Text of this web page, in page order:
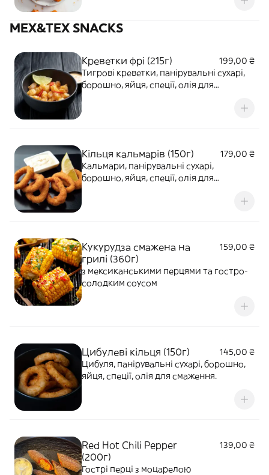
MEX&TEX SNACKS
Креветки фрі (215г)
199,00 ₴
Тигрові креветки, панірувальні сухарі,
борошно, яйця, спеції, олія для
Кільця кальмарів (150г)
179,00 ₴
Кальмари, панірувальні сухарі,
борошно, яйця, спеції, олія для
Кукурудза смажена на
грилі (360г)
159,00 ₴
з мексиканськими перцями та гостро-
солодким соусом
Цибулеві кільця (150г)
145,00 ₴
Цибуля, панірувальні сухарі, борошно,
яйця, спеції, олія для смаження.
Red Hot Chili Pepper
(200г)
139,00 ₴
Гострі перці з моцарелою